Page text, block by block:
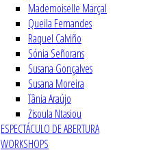
Mademoiselle Marçal
Queila Fernandes
Raquel Calviño
Sónia Señorans
Susana Gonçalves
Susana Moreira
Tânia Araújo
Zisoula Ntasiou
ESPECTÁCULO DE ABERTURA
WORKSHOPS